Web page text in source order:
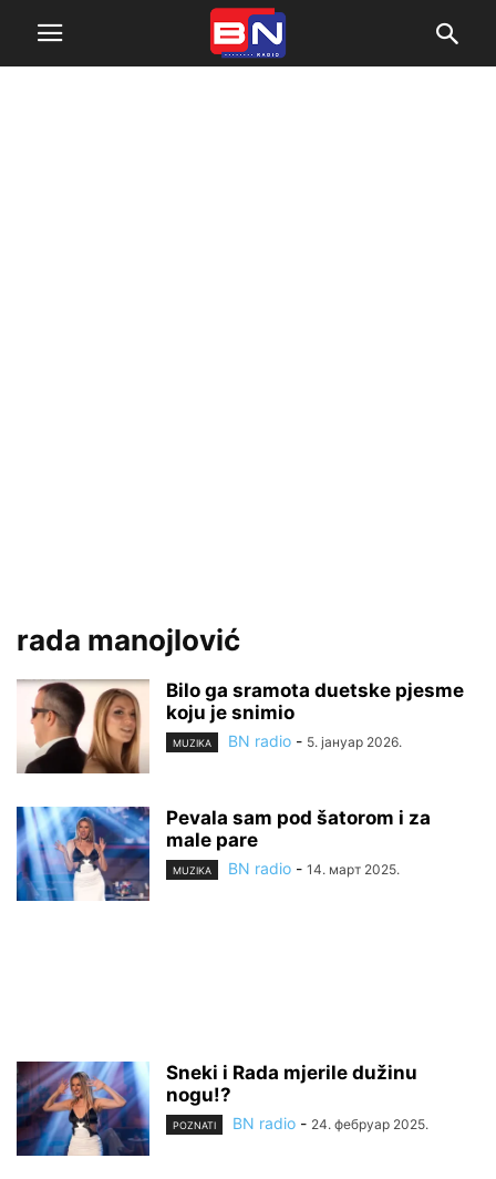
rada manojlović
Bilo ga sramota duetske pjesme
koju je snimio
MUZIKA BN radio - 5. јануар 2026.
Pevala sam pod šatorom i za
male pare
MUZIKA BN radio - 14. март 2025.
Sneki i Rada mjerile dužinu
nogu!?
POZNATI BN radio - 24. фебруар 2025.